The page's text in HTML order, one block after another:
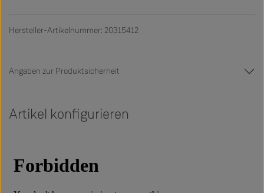
Hersteller-Artikelnummer: 20315412
Angaben zur Produktsicherheit
Artikel konfigurieren